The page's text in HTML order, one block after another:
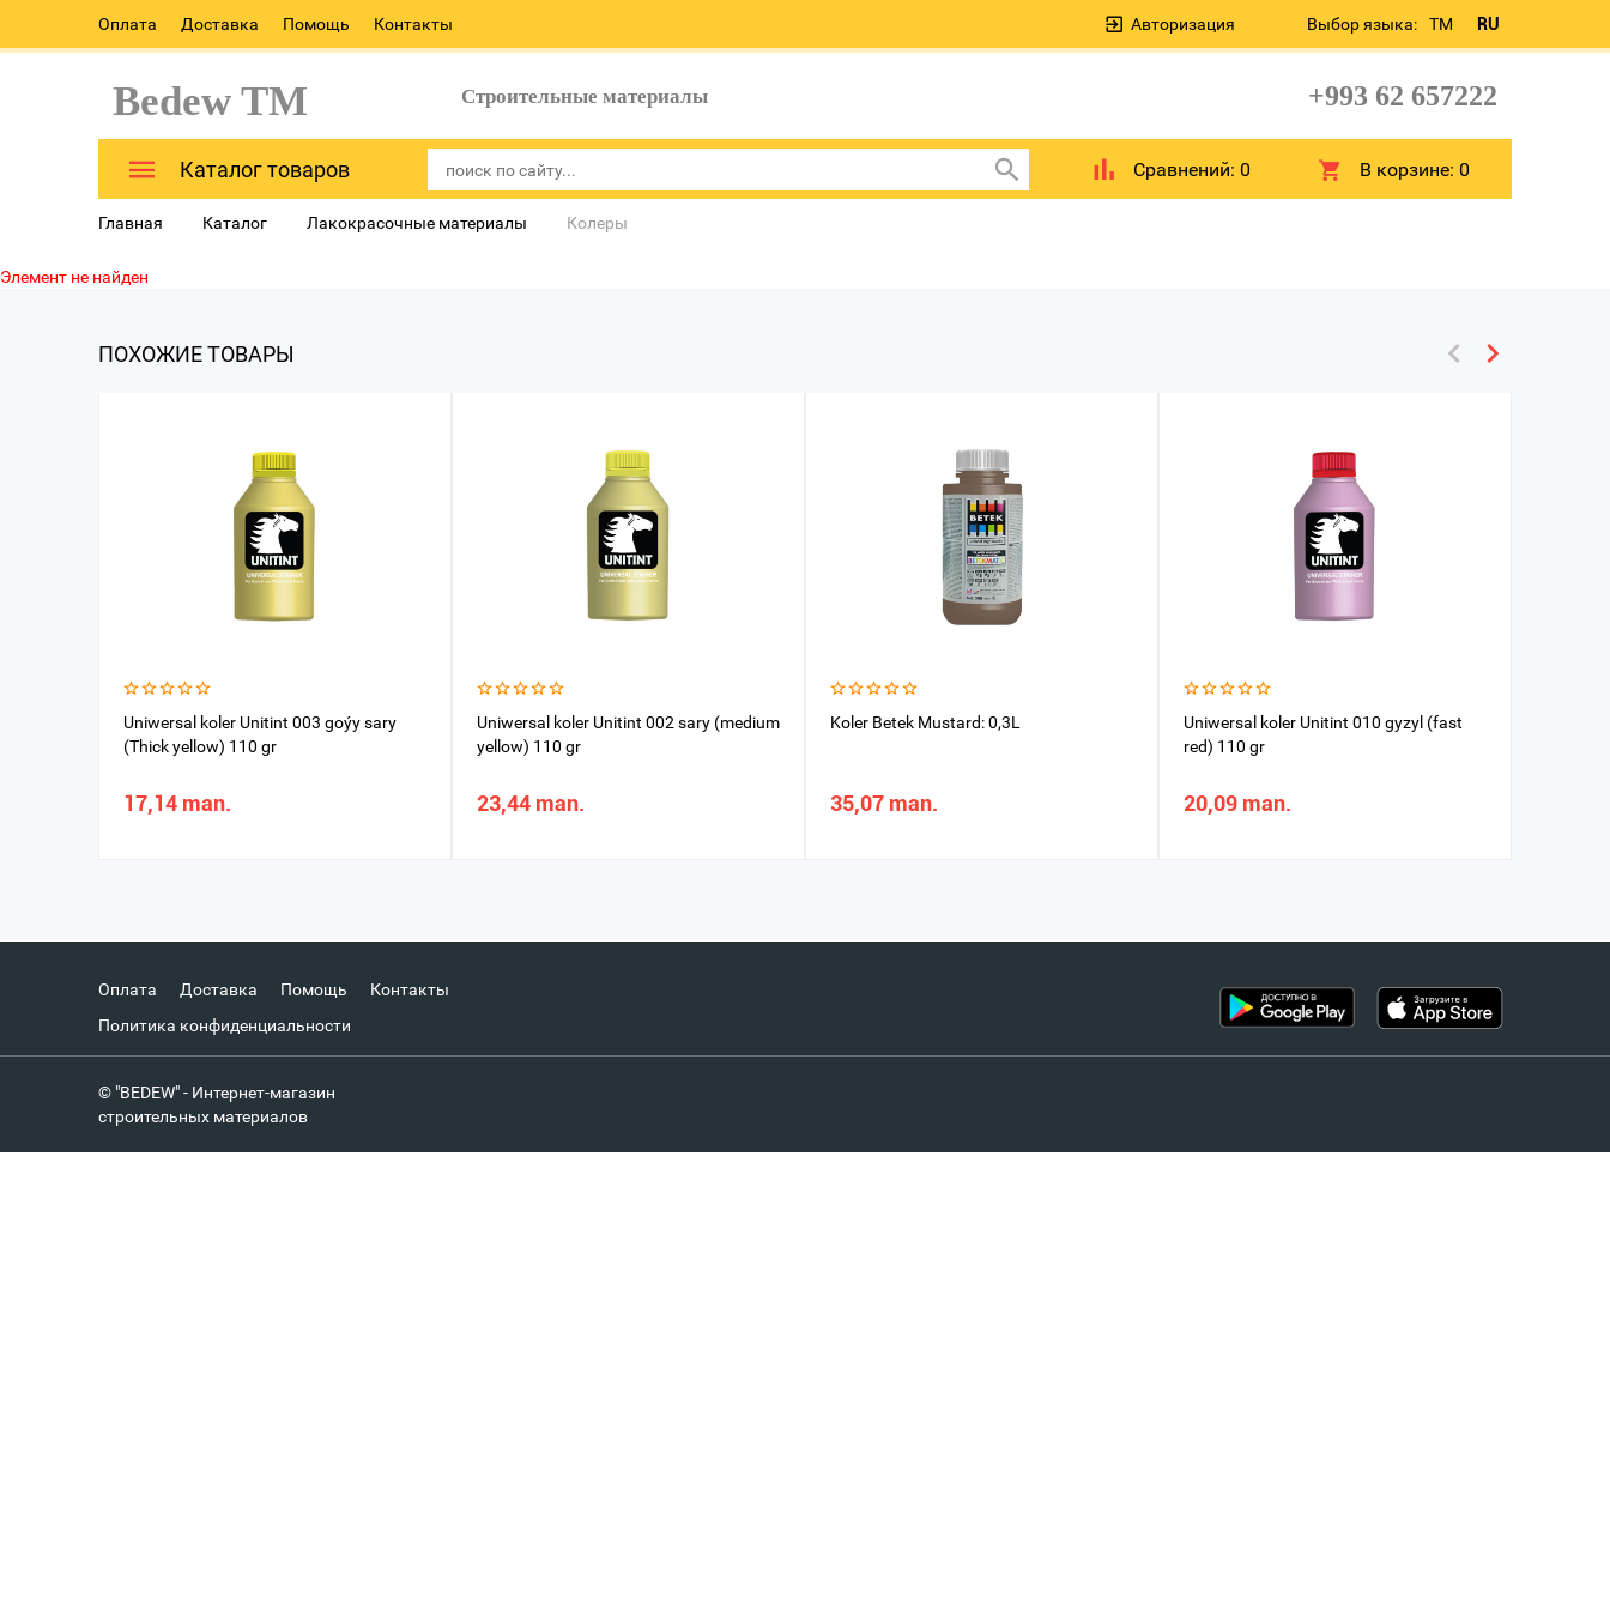
Оплата Доставка Помощь Контакты Выбор языка: TM RU
Авторизация
Bedew TM Строительные материалы +993 62 657222
Каталог товаров Сравнений: 0 В корзине:0
Главная Каталог Лакокрасочные материалы Колеры
Элемент не найден
ПОХОЖИЕ ТОВАРЫ
Uniwersal koler Unitint 003 goýy sary
(Thick yellow) 110 gr
17,14 man.
Uniwersal koler Unitint 002 sary (medium
yellow) 110 gr
23,44 man.
Koler Betek Mustard: 0,3L
35,07 man.
Uniwersal koler Unitint 010 gyzyl (fast
red) 110 gr
20,09 man.
Оплата Доставка Помощь
Контакты
Политика конфиденциальности
© "BEDEW" - Интернет-магазин
строительных материалов